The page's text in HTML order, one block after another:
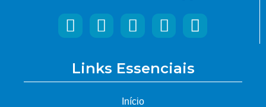
Links Essenciais
Início